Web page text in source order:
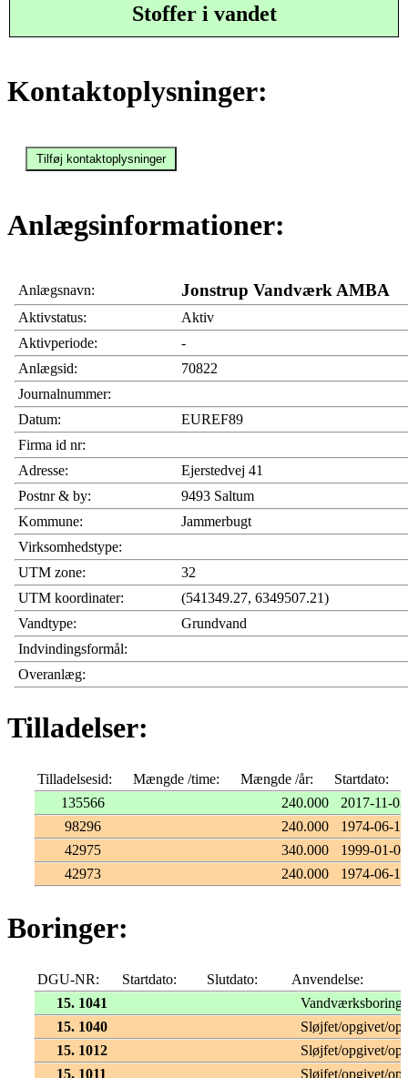
Stoffer i vandet
Kontaktoplysninger:
Anlægsinformationer:
Anlægsnavn: Jonstrup Vandværk AMBA
Aktivstatus:
Aktiv
Aktivperiode:
-
Anlægsid:
70822
Journalnummer:
Datum:
EUREF89
Firma id nr:
Adresse:
Ejerstedvej 41
Postnr & by:
9493 Saltum
Kommune:
Jammerbugt
Virksomhedstype:
UTM zone:
32
UTM koordinater:
(541349.27, 6349507.21)
Vandtype:
Grundvand
Indvindingsformål:
Overanlæg:
Tilladelser:
Tilladelsesid: Mængde /time: Mængde /år:
Startdato:
135566
240.000
2017-11-03
98296
240.000
1974-06-13
42975
340.000
1999-01-01
42973
240.000 1974-06-12
Boringer:
DGU-NR: Startdato: Slutdato:
Anvendelse:
15. 1041
Vandværksboring
15. 1040
Sløjfet/opgivet/
15. 1012
Sløjfet/opgivet/
15. 1011
Sløjfet/opgivet/